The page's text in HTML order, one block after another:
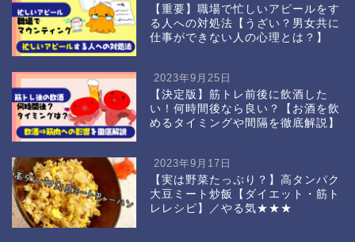
【重要】職場で忙しいアピールをす
る人への対処法【うざい？男女共に
仕事ができない人の心理とは？】
2023年9月25日
【決定版】筋トレ前後に飲酒した
い！何時間後なら良い？【お酒を飲
めるタイミングや間隔を徹底解説】
2023年9月17日
【実は野菜たっぷり？】高タンパク
大豆ミート炒飯【ダイエット・筋ト
レレシピ】／やる気★★★